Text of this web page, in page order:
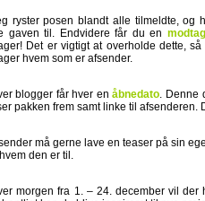
ryster posen blandt alle tilmeldte, og
gaven til. Endvidere får du en
Det er vigtigt at overholde dette,
hvem som er afsender.
blogger får hver enåbnedato. Denne
pakken frem samt linke til afsenderen.
må gerne lave en teaser på sin
den er til.
morgen fra 1. – 24. december vil